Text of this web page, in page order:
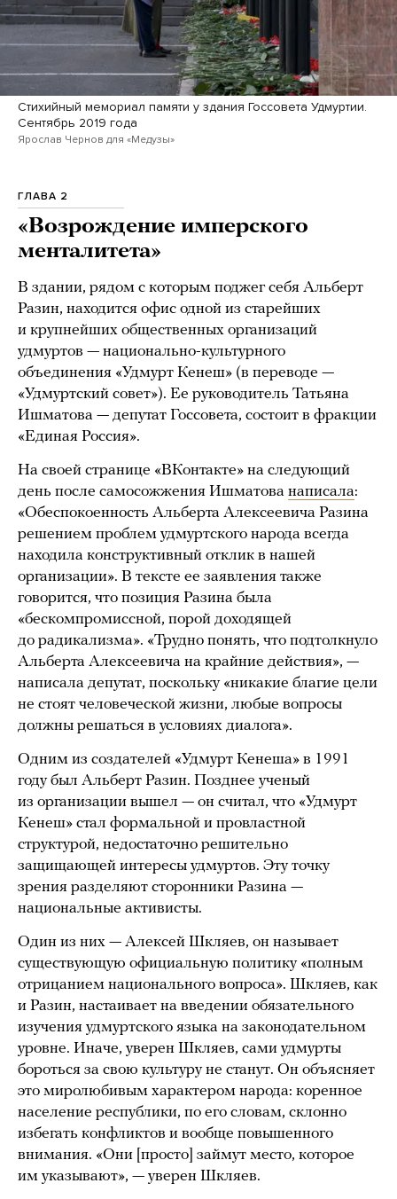
Стихийный мемориал памяти у здания Госсовета Удмуртии.
Сентябрь 2019 года
Ярослав Чернов для «Медузы»
ГЛАВА 2
«Возрождение имперского
менталитета»
В здании, рядом с которым поджег себя Альберт
Разин, находится офис одной из старейших
и крупнейших общественных организаций
удмуртов — национально-культурного
объединения «Удмурт Кенеш» (в переводе —
«Удмуртский совет»). Ее руководитель Татьяна
Ишматова — депутат Госсовета, состоит в фракции
«Единая Россия».
На своей странице «ВКонтакте» на следующий
день после самосожжения Ишматова написала:
«Обеспокоенность Альберта Алексеевича Разина
решением проблем удмуртского народа всегда
находила конструктивный отклик в нашей
организации». В тексте ее заявления также
говорится, что позиция Разина была
«бескомпромиссной, порой доходящей
до радикализма». «Трудно понять, что подтолкнуло
Альберта Алексеевича на крайние действия», —
написала депутат, поскольку «никакие благие цели
не стоят человеческой жизни, любые вопросы
должны решаться в условиях диалога».
Одним из создателей «Удмурт Кенеша» в 1991
году был Альберт Разин. Позднее ученый
из организации вышел — он считал, что «Удмурт
Кенеш» стал формальной и провластной
структурой, недостаточно решительно
защищающей интересы удмуртов. Эту точку
зрения разделяют сторонники Разина —
национальные активисты.
Один из них — Алексей Шкляев, он называет
существующую официальную политику «полным
отрицанием национального вопроса». Шкляев, как
и Разин, настаивает на введении обязательного
изучения удмуртского языка на законодательном
уровне. Иначе, уверен Шкляев, сами удмурты
бороться за свою культуру не станут. Он объясняет
это миролюбивым характером народа: коренное
население республики, по его словам, склонно
избегать конфликтов и вообще повышенного
внимания. «Они [просто] займут место, которое
им указывают», — уверен Шкляев.